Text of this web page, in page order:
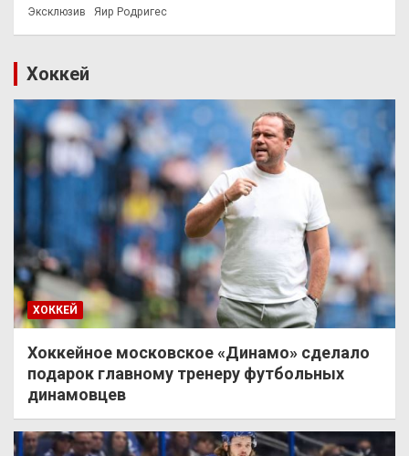
Эксклюзив Яир Родригес
Хоккей
ХОККЕЙ
Хоккейное московское «Динамо» сделало
подарок главному тренеру футбольных
динамовцев